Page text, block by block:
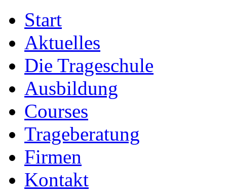
Start
Aktuelles
Die Trageschule
Ausbildung
Courses
Trageberatung
Firmen
Kontakt